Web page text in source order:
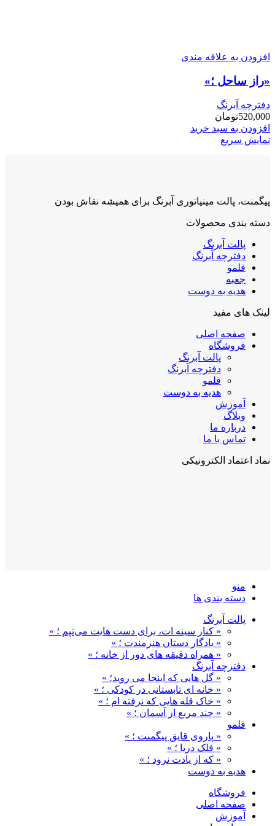
افزودن به علاقه مندی
«راز ساحل ؛»
دفترچه آبرنگ
520,000تومان
افزودن به سبد خرید
نمایش سریع
پیگمنت، پالت مینیاتوری آبرنگ برای همیشه نقاش بودن
دسته بندی محصولات
پالت آبرنگ
دفترچه آبرنگ
قلمو
جعبه
هدیه به دوست
لینک های مفید
صفحه اصلی
فروشگاه
پالت آبرنگ
دفترچه آبرنگ
قلمو
هدیه به دوست
آموزش
وبلاگ
درباره ما
تماس با ما
نماد اعتماد الکترونیکی
منو
دسته بندی ها
پالت آبرنگ
« کنار سینه ات، برای دست هایت می‌تپم ؛ »
« یادگار دستان هنرمندت ؛ »
« همراه دقیقه های دور از خانه ؛ »
دفترچه آبرنگ
« گل هایی که اینجا می روید؛ »
« خانه ای تابستانی در کودکی ؛ »
« خاک قله هایی که نرفته ام ؛ »
« چند مربع از آسمان ؛ »
قلمو
« پاروی قایق پیگمنت ؛ »
« قلک دریا ؛ »
« که از یادت نرود ؛ »
هدیه به دوست
فروشگاه
صفحه اصلی
آموزش